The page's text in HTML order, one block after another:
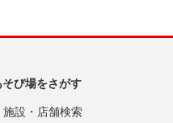
そび場をさがす
施設・店舗検索